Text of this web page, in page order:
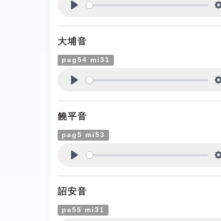
大埔音
pag54 mi31
饒平音
pag5 mi53
詔安音
pa55 mi31